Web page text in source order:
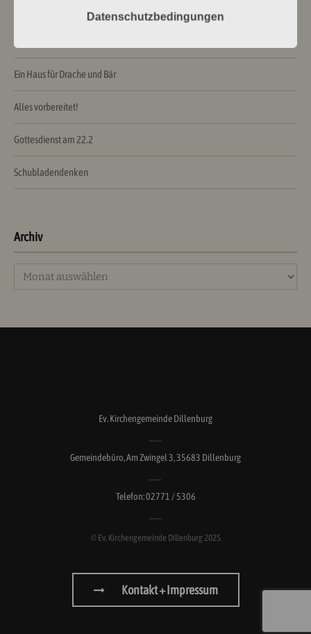
Ein Haus für Drache und Bär
Alles vorbereitet!
Gottesdienst am 22.2
Schubladendenken
Archiv
Archiv
Ev. Kirchengemeinde Dillenburg
Gemeindebüro, Am Zwingel 3, 35683 Dillenburg
Telefon: 02771 / 5306
© Ev. Kirchengemeinde Dillenburg 2025
Kontakt + Impressum
Datenschutzbedingungen